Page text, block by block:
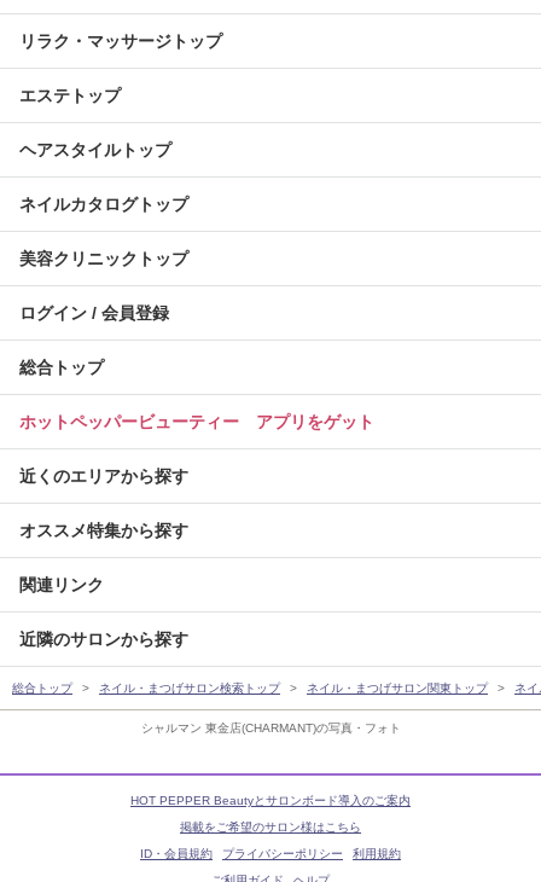
シャルマン 東金店(CHARMANT)の写真・フォト
リラク・マッサージトップ
エステトップ
ヘアスタイルトップ
ネイルカタログトップ
美容クリニックトップ
ログイン / 会員登録
総合トップ
ホットペッパービューティー アプリをゲット
近くのエリアから探す
オススメ特集から探す
関連リンク
近隣のサロンから探す
総合トップ ネイル・まつげサロン検索トップ ネイル・まつげサロン関東トップ ネ
HOT PEPPER Beautyとサロンボード導入のご案内
掲載をご希望のサロン様はこちら
ID・会員規約
プライバシーポリシー
利用規約